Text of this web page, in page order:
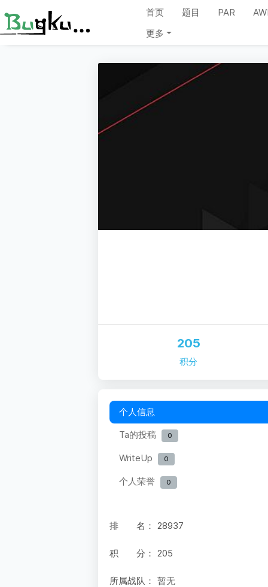
首页 题目 PAR
更多
205
积分
个人信息
Ta的投稿
0
WriteUp 0
个人荣誉 0
排 名： 28937
积 分： 205
所属战队： 暂无